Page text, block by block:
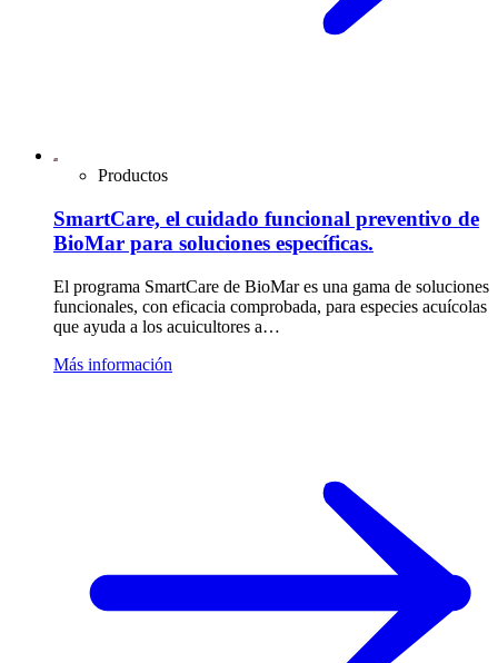
Productos
SmartCare, el cuidado funcional preventivo de
BioMar para soluciones específicas.
El programa SmartCare de BioMar es una gama de soluciones
funcionales, con eficacia comprobada, para especies acuícolas
que ayuda a los acuicultores a…
Más información